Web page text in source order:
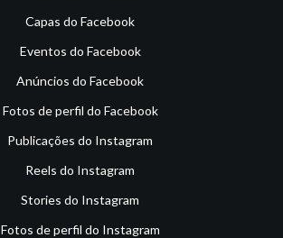
Capas do Facebook
Eventos do Facebook
Anúncios do Facebook
Fotos de perfil do Facebook
Publicações do Instagram
Reels do Instagram
Stories do Instagram
Fotos de perfil do Instagram